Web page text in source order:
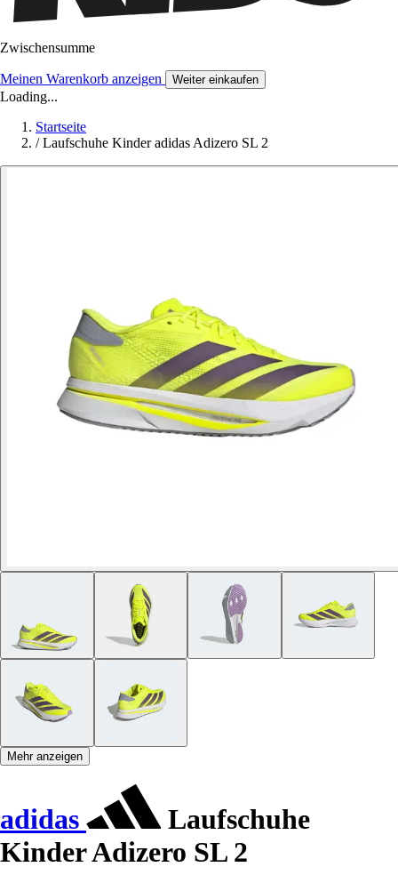
Zwischensumme
Meinen Warenkorb anzeigen Weiter einkaufen
Loading...
Startseite
/ Laufschuhe Kinder adidas Adizero SL 2
Mehr anzeigen
adidas
Laufschuhe
Kinder Adizero SL 2